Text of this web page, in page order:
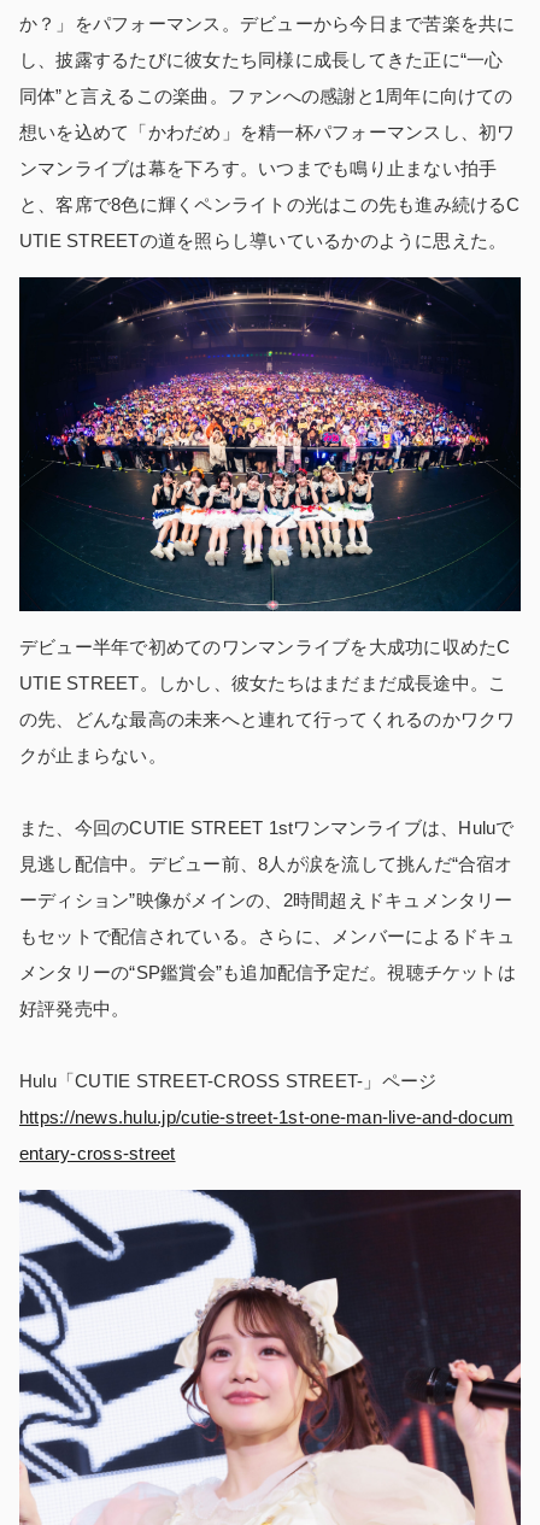
か？」をパフォーマンス。デビューから今日まで苦楽を共に
し、披露するたびに彼女たち同様に成長してきた正に“一心
同体”と言えるこの楽曲。ファンへの感謝と1周年に向けての
想いを込めて「かわだめ」を精一杯パフォーマンスし、初ワ
ンマンライブは幕を下ろす。いつまでも鳴り止まない拍手
と、客席で8色に輝くペンライトの光はこの先も進み続けるC
UTIE STREETの道を照らし導いているかのように思えた。
デビュー半年で初めてのワンマンライブを大成功に収めたC
UTIE STREET。しかし、彼女たちはまだまだ成長途中。こ
の先、どんな最高の未来へと連れて行ってくれるのかワクワ
クが止まらない。
また、今回のCUTIE STREET 1stワンマンライブは、Huluで
見逃し配信中。デビュー前、8人が涙を流して挑んだ“合宿オ
ーディション”映像がメインの、2時間超えドキュメンタリー
もセットで配信されている。さらに、メンバーによるドキュ
メンタリーの“SP鑑賞会”も追加配信予定だ。視聴チケットは
好評発売中。
Hulu「CUTIE STREET-CROSS STREET-」ページ
https://news.hulu.jp/cutie-street-1st-one-man-live-and-docum
entary-cross-street